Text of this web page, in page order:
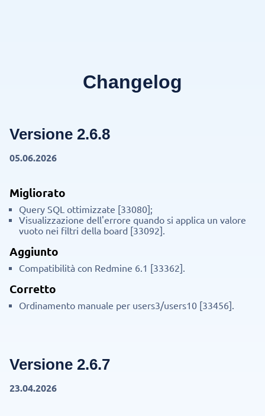
Changelog
Versione 2.6.8
05.06.2026
Migliorato
Query SQL ottimizzate [33080];
Visualizzazione dell'errore quando si applica un valore
vuoto nei filtri della board [33092].
Aggiunto
Compatibilità con Redmine 6.1 [33362].
Corretto
Ordinamento manuale per users3/users10 [33456].
Versione 2.6.7
23.04.2026